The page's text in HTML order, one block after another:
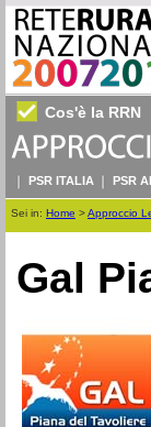
Cos'è la RRN
PSR ITALIA PSR
Sei in: Home >Approccio
Gal